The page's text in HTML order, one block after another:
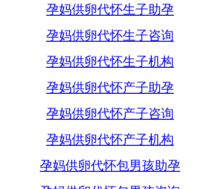
孕妈供卵代怀生子助孕
孕妈供卵代怀生子咨询
孕妈供卵代怀生子机构
孕妈供卵代怀产子助孕
孕妈供卵代怀产子咨询
孕妈供卵代怀产子机构
孕妈供卵代怀包男孩助孕